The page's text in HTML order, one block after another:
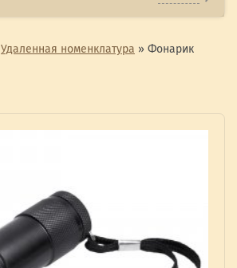
Удаленная номенклатура » Фонарик